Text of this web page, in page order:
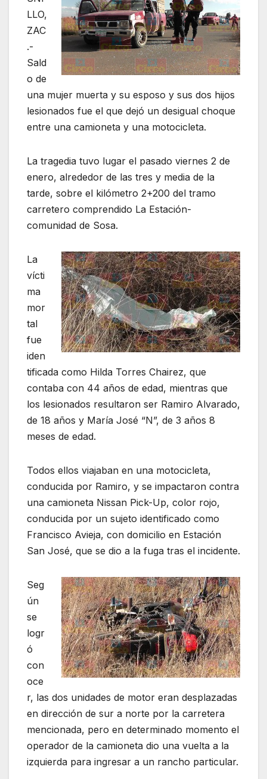
LLO,
ZAC
.-
Sald
o de
una mujer muerta y su esposo y sus dos hijos
lesionados fue el que dejó un desigual choque
entre una camioneta y una motocicleta.
La tragedia tuvo lugar el pasado viernes 2 de
enero, alrededor de las tres y media de la
tarde, sobre el kilómetro 2+200 del tramo
carretero comprendido La Estación-
comunidad de Sosa.
La
vícti
ma
mor
tal
fue
iden
tificada como Hilda Torres Chairez, que
contaba con 44 años de edad, mientras que
los lesionados resultaron ser Ramiro Alvarado,
de 18 años y María José “N”, de 3 años 8
meses de edad.
Todos ellos viajaban en una motocicleta,
conducida por Ramiro, y se impactaron contra
una camioneta Nissan Pick-Up, color rojo,
conducida por un sujeto identificado como
Francisco Avieja, con domicilio en Estación
San José, que se dio a la fuga tras el incidente.
Seg
ún
se
logr
ó
con
oce
r, las dos unidades de motor eran desplazadas
en dirección de sur a norte por la carretera
mencionada, pero en determinado momento el
operador de la camioneta dio una vuelta a la
izquierda para ingresar a un rancho particular.